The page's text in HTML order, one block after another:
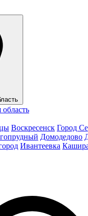
Воскресенск Город
Домодедово
Ивантеевка